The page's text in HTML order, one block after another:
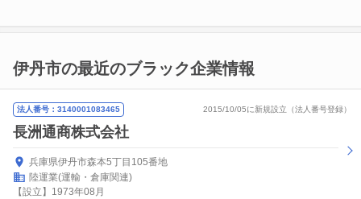
伊丹市の最近のブラック企業情報
法人番号：3140001083465 2015/10/05に新規設立（法人番号登録）
長洲通商株式会社
兵庫県伊丹市森本5丁目105番地
陸運業(運輸・倉庫関連)
【設立】1973年08月